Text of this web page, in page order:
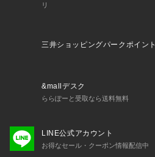
リ
三井ショッピングパークポイント
&mallデスク
ららぽーと受取なら送料無料
LINE公式アカウント
お得なセール・クーポン情報配信中